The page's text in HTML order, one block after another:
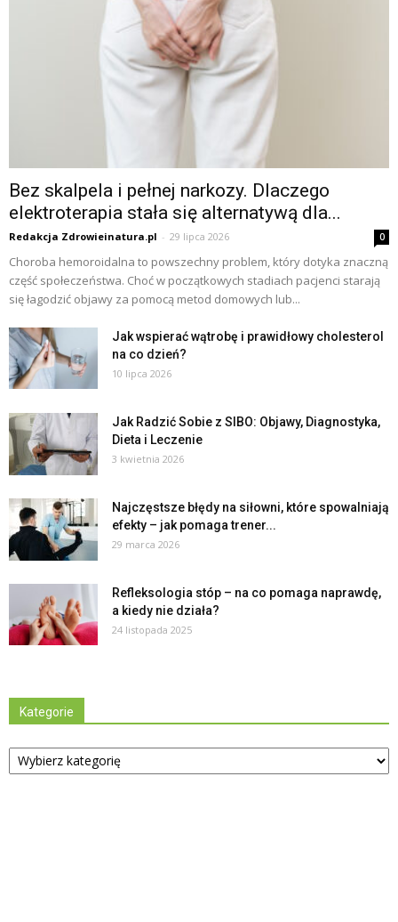
Bez skalpela i pełnej narkozy. Dlaczego
elektroterapia stała się alternatywą dla...
Redakcja Zdrowieinatura.pl - 29 lipca 2026 0
Choroba hemoroidalna to powszechny problem, który dotyka znaczną
część społeczeństwa. Choć w początkowych stadiach pacjenci starają
się łagodzić objawy za pomocą metod domowych lub...
Jak wspierać wątrobę i prawidłowy cholesterol
na co dzień?
10 lipca 2026
Jak Radzić Sobie z SIBO: Objawy, Diagnostyka,
Dieta i Leczenie
3 kwietnia 2026
Najczęstsze błędy na siłowni, które spowalniają
efekty – jak pomaga trener...
29 marca 2026
Refleksologia stóp – na co pomaga naprawdę,
a kiedy nie działa?
24 listopada 2025
Kategorie
Kategorie